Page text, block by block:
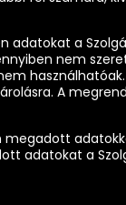
adatokat a
nem
A
adatokat a